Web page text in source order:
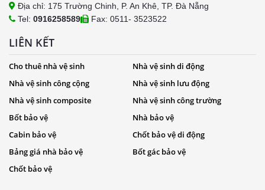
Địa chỉ: 175 Trường Chinh, P. An Khê, TP. Đà Nẵng
Tel: 0916258589 Fax: 0511- 3523522
LIÊN KẾT
Cho thuê nhà vệ sinh
Nhà vệ sinh di động
Nhà vệ sinh công cộng
Nhà vệ sinh lưu động
Nhà vệ sinh composite
Nhà vệ sinh công trường
Bốt bảo vệ
Nhà bảo vệ
Cabin bảo vệ
Chốt bảo vệ di động
Bảng giá nhà bảo vệ
Bốt gác bảo vệ
Chốt bảo vệ